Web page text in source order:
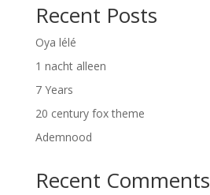
Recent Posts
Oya lélé
1 nacht alleen
7 Years
20 century fox theme
Ademnood
Recent Comments